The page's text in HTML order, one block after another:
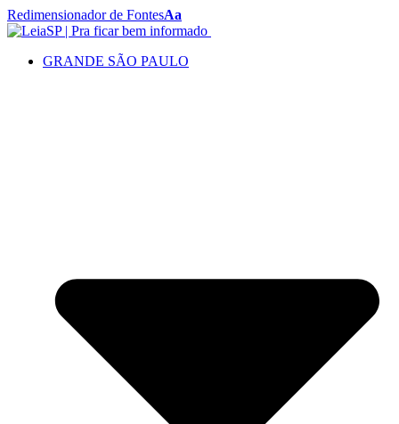
Redimensionador de FontesAa
GRANDE SÃO PAULO